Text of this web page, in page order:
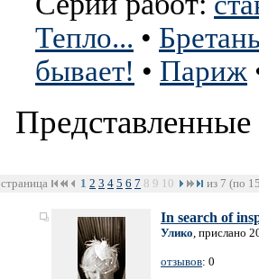
Тепло... •
бывает! • Париж
страница 1 2 3 4 5 6 7 8 9 10 из 7 (по
In search of
Улико, прислано
отзывов: 0